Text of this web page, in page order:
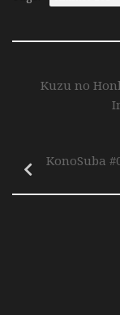
Kuzu no
KonoSuba